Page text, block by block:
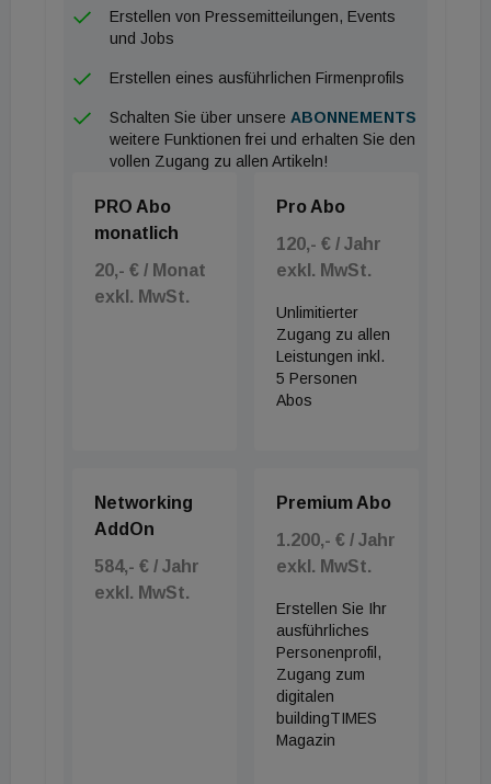
Gasetagenheizung (je 3 %).
Der Zukunftsforum-Vorstand Martin Hagleitner
guten Rat für die Politik: „Statt kostspieliger und
aufwändiger Gebäudedämmung ist oft die
in Verbindung mit der Dämmung der obersten
Geschossdecke das Mittel der Wahl, um einen
Großteil des Einsparungspotenzials mit
überschaubaren Kosten zu verwirklichen“, sagt
Erstellen von Pressemitteilungen, Events
und Jobs
Erstellen eines ausführlichen Firmenprofils
Schalten Sie über unsere ABONNEMENTS
weitere Funktionen frei und erhalten Sie den
vollen Zugang zu allen Artikeln!
PRO Abo
monatlich
20,- € / Monat
exkl. MwSt.
Pro Abo
120,- € / Jahr
exkl. MwSt.
Unlimitierter
Zugang zu allen
Leistungen inkl.
5 Personen
Abos
Networking
AddOn
584,- € / Jahr
exkl. MwSt.
Premium Abo
1.200,- € / Jahr
exkl. MwSt.
Erstellen Sie Ihr
ausführliches
Personenprofil,
Zugang zum
digitalen
buildingTIMES
Magazin